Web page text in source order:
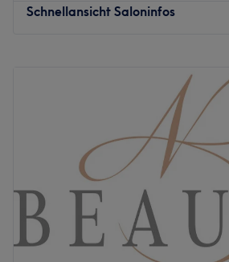
Schnellansicht Saloninfos
Samstag
Sonntag
Du möchtest dich und deine Haut
lassen? Dann solltest du dir einen
Kosmetikstudio Excellent Beauty, im